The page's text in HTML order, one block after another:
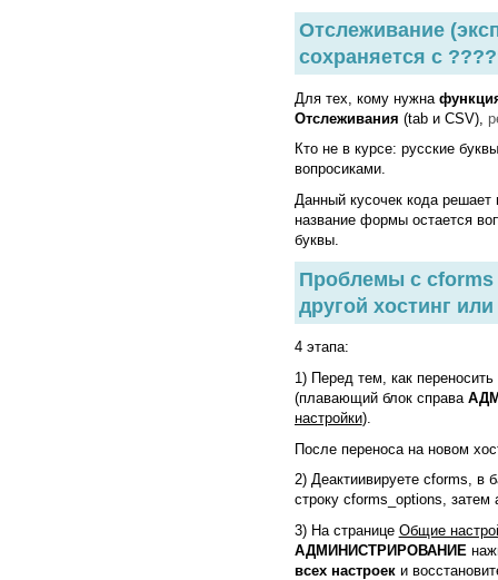
Отслеживание
сохраняется с
Для тех, кому нужна
Отслеживания (tab и CSV),
Кто не в курсе: русские
вопросиками.
Данный кусочек кода
название формы остается
буквы.
Проблемы с cforms
другой хостинг
4 этапа:
1) Перед тем, как
(плавающий блок справа
настройки).
После переноса на новом
2) Деактиивируете cforms, в
строку cforms_options, затем
3) На странице Общие
АДМИНИСТРИРОВАНИЕ
всех настроеки